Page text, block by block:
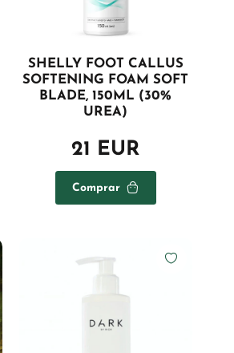
SHELLY FOOT CALLUS
SOFTENING FOAM SOFT
BLADE, 150ML (30%
UREA)
21 EUR
Comprar